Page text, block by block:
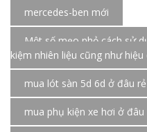
mercedes-ben mới
Một số mẹo nhỏ cách sử
kiệm nhiên liệu cũng như
mua lót sàn 5d 6d ở đâu
mua phụ kiện xe hơi ở đâu